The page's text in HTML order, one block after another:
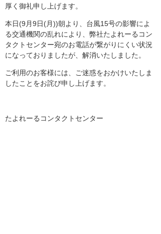
厚く御礼申し上げます。
本日(9月9日(月))朝より、台風15号の影響によ
る交通機関の乱れにより、弊社たよれーるコン
タクトセンター宛のお電話が繋がりにくい状況
になっておりましたが、解消いたしました。
ご利用のお客様には、ご迷惑をおかけいたしま
したことをお詫び申し上げます。
たよれーるコンタクトセンター